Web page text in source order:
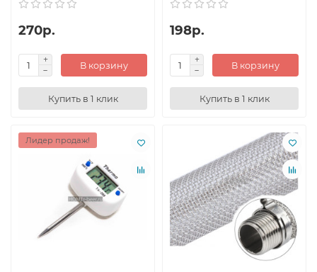
270р.
В корзину
Купить в 1 клик
198р.
В корзину
Купить в 1 клик
Лидер продаж!